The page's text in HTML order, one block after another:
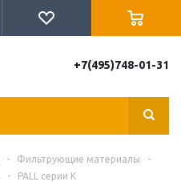
+7(495)748-01-31
- Фильтрующие материалы
-
- PALL серии К